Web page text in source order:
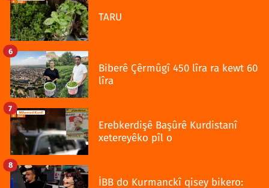
TARU
Biberê Çêrmûgî 450 lîra ra kewt 60
lîra
6
Erebkerdişê Başûrê Kurdistanî
xetereyêko pîl o
7
İBB do Kurmanckî qisey bikero:
8